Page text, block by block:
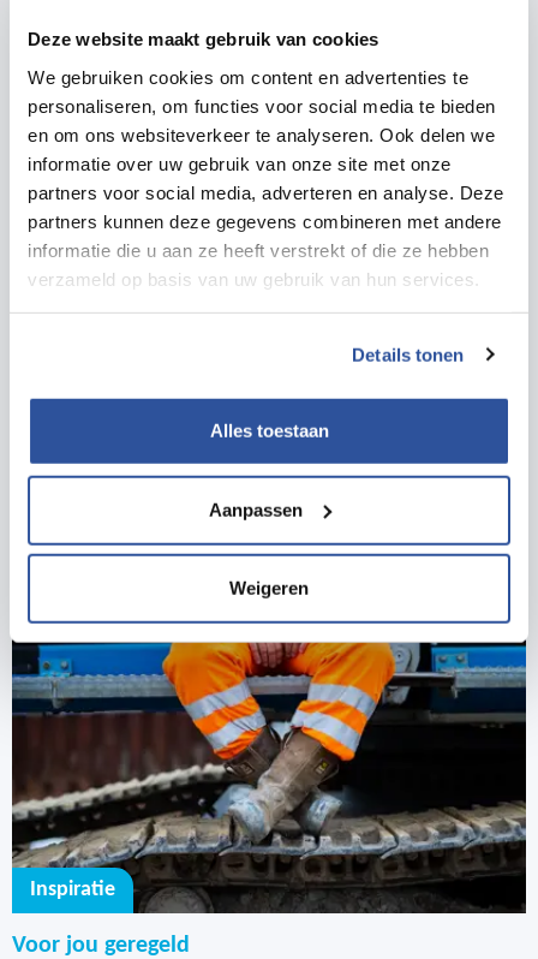
Deze website maakt gebruik van cookies
We gebruiken cookies om content en advertenties te
personaliseren, om functies voor social media te bieden
en om ons websiteverkeer te analyseren. Ook delen we
informatie over uw gebruik van onze site met onze
partners voor social media, adverteren en analyse. Deze
partners kunnen deze gegevens combineren met andere
informatie die u aan ze heeft verstrekt of die ze hebben
verzameld op basis van uw gebruik van hun services.
Details tonen
Alles toestaan
Aanpassen
Weigeren
Lees meer
Inspiratie
Voor jou geregeld